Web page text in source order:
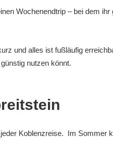
Wochenendtrip – bei dem ihr
und alles ist fußläufig
nutzen könnt.
Koblenzreise. Im Sommer